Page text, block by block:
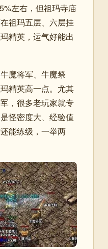
左右，但祖玛寺庙
祖玛五层、六层挂
精英，运气好能出
魔将军、牛魔祭
精英高一点。尤其
，很多老玩家就专
怪密度大、经验值
能练级，一举两